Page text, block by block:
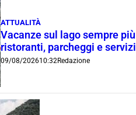
ATTUALITÀ
Vacanze sul lago sempre
ristoranti, parcheggi e
09/08/202610:32Redazione